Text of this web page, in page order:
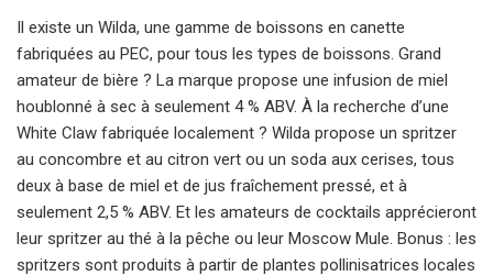
Il existe un Wilda, une gamme de boissons en canette
fabriquées au PEC, pour tous les types de boissons. Grand
amateur de bière ? La marque propose une infusion de miel
houblonné à sec à seulement 4 % ABV. À la recherche d’une
White Claw fabriquée localement ? Wilda propose un spritzer
au concombre et au citron vert ou un soda aux cerises, tous
deux à base de miel et de jus fraîchement pressé, et à
seulement 2,5 % ABV. Et les amateurs de cocktails apprécieront
leur spritzer au thé à la pêche ou leur Moscow Mule. Bonus : les
spritzers sont produits à partir de plantes pollinisatrices locales